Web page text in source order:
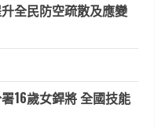
全民防空疏散及應變
16歲女銲將 全國技能